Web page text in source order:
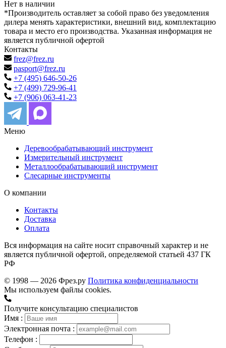
Нет в наличии
*Производитель оставляет за собой право без уведомления
дилера менять характеристики, внешний вид, комплектацию
товара и место его производства. Указанная информация не
является публичной офертой
Контакты
frez@frez.ru
pasport@frez.ru
+7 (495) 646-50-26
+7 (499) 729-96-41
+7 (906) 063-41-23
Меню
Деревообрабатывающий инструмент
Измерительный инструмент
Металлообрабатывающий инструмент
Слесарные инструменты
О компании
Контакты
Доставка
Оплата
Вся информация на сайте носит справочный характер и не
является публичной офертой, определяемой статьей 437 ГК
РФ
© 1998 — 2026 Фрез.ру Политика конфиденциальности
Мы используем файлы cookies.
Получите консультацию специалистов
Имя :
Электронная почта :
Телефон :